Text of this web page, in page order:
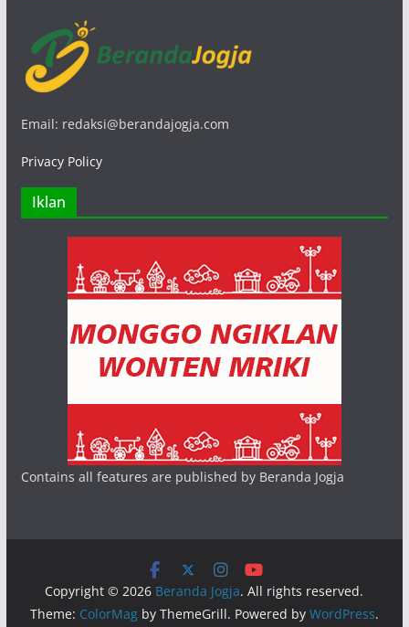
Email: redaksi@berandajogja.com
Privacy Policy
Iklan
Contains all features are published by Beranda Jogja
Copyright © 2026 Beranda Jogja. All rights reserved.
Theme: ColorMagby ThemeGrill. Powered by WordPress.